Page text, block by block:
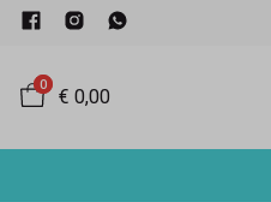
0
€ 0,00